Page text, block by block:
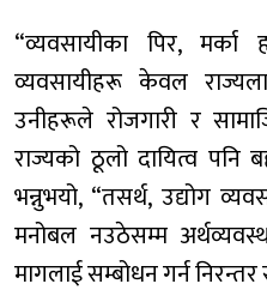
“व्यवसायीका पिर, मर्का
व्यवसायीहरू केवल
उनीहरूले रोजगारी र
राज्यको ठूलो दायित्व पनि
भन्नुभयो, “तसर्थ, उद्योग
मनोबल नउठेसम्म
मागलाई सम्बोधन गर्न